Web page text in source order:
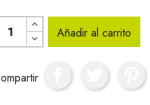
Añadir al carrito